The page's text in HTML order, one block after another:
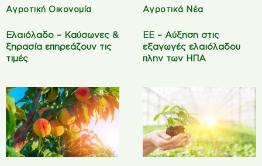
Αγροτική Οικονομία
Ελαιόλαδο – Καύσωνες &
ξηρασία επηρεάζουν τις
τιμές
Αγροτικά Νέα
ΕΕ – Αύξηση στις
εξαγωγές ελαιόλαδου
πλην των ΗΠΑ